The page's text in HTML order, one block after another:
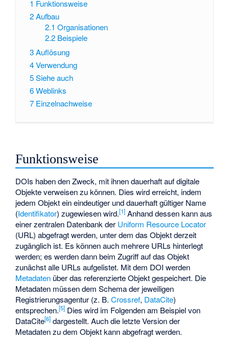
1 Funktionsweise
2Aufbau
2.1 Organisationen
2.2 Beispiele
3Auflösung
4Verwendung
5Siehe auch
6Weblinks
7 Einzelnachweise
Funktionsweise
DOIs haben den Zweck, mit ihnen dauerhaft auf digitale
Objekte verweisen zu können. Dies wird erreicht, indem
jedem Objekt ein eindeutiger und dauerhaft gültiger Name
(Identifikator) zugewiesen wird.[1] Anhand dessen kann aus
einer zentralen Datenbank der Uniform Resource Locator
(URL) abgefragt werden, unter dem das Objekt derzeit
zugänglich ist. Es können auch mehrere URLs hinterlegt
werden; es werden dann beim Zugriff auf das Objekt
zunächst alle URLs aufgelistet. Mit dem DOI werden
Metadaten über das referenzierte Objekt gespeichert. Die
Metadaten müssen dem Schema der jeweiligen
Registrierungsagentur (z. B.Crossref, DataCite)
entsprechen.[5] Dies wird im Folgenden am Beispiel von
DataCite[6] dargestellt. Auch die letzte Version der
Metadaten zu dem Objekt kann abgefragt werden.